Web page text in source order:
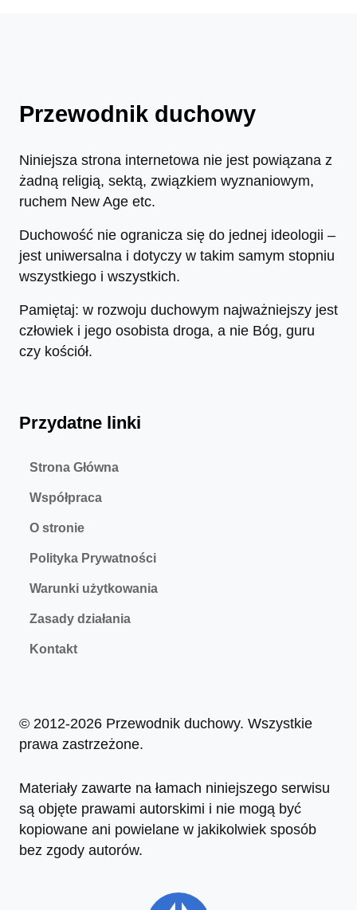
Przewodnik duchowy
Niniejsza strona internetowa nie jest powiązana z
żadną religią, sektą, związkiem wyznaniowym,
ruchem New Age etc.
Duchowość nie ogranicza się do jednej ideologii –
jest uniwersalna i dotyczy w takim samym stopniu
wszystkiego i wszystkich.
Pamiętaj: w rozwoju duchowym najważniejszy jest
człowiek i jego osobista droga, a nie Bóg, guru
czy kościół.
Przydatne linki
Strona Główna
Współpraca
O stronie
Polityka Prywatności
Warunki użytkowania
Zasady działania
Kontakt
© 2012-2026 Przewodnik duchowy. Wszystkie
prawa zastrzeżone.
Materiały zawarte na łamach niniejszego serwisu
są objęte prawami autorskimi i nie mogą być
kopiowane ani powielane w jakikolwiek sposób
bez zgody autorów.